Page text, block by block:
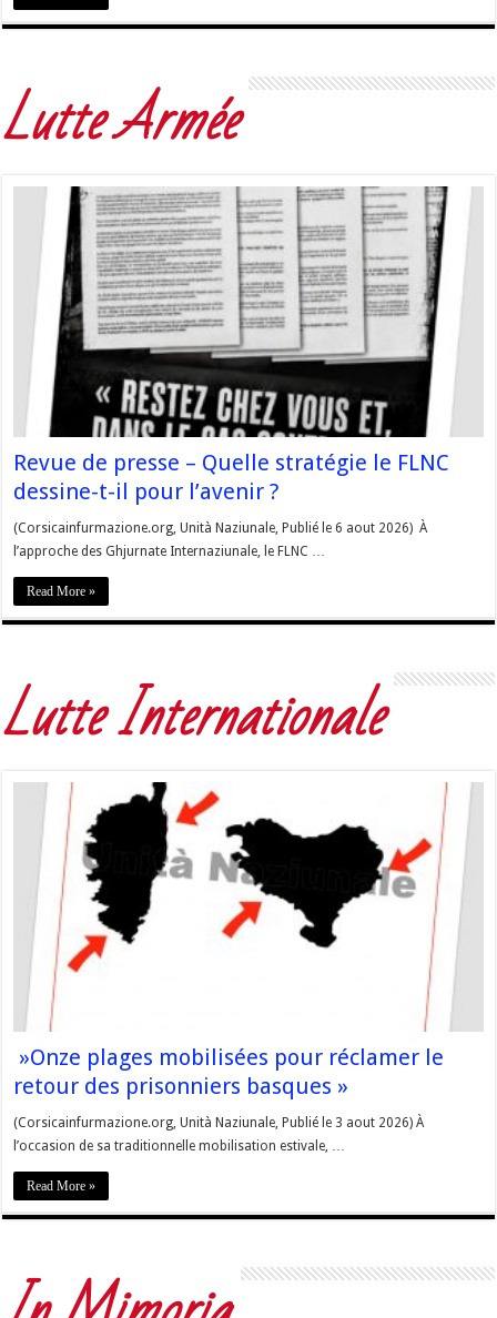
Lutte Armée
Revue de presse – Quelle stratégie le FLNC
dessine-t-il pour l’avenir ?
(Corsicainfurmazione.org, Unità Naziunale, Publié le 6 aout 2026) À
l’approche des Ghjurnate Internaziunale, le FLNC …
Read More »
Lutte Internationale
»Onze plages mobilisées pour réclamer le
retour des prisonniers basques »
(Corsicainfurmazione.org, Unità Naziunale, Publié le 3 aout 2026) À
l’occasion de sa traditionnelle mobilisation estivale, …
Read More »